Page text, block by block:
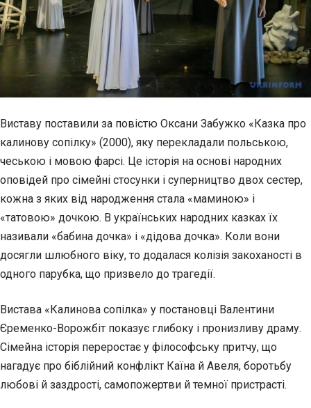
Виставу поставили за повістю Оксани Забужко «Казка про
калинову сопілку» (2000), яку перекладали польською,
чеською і мовою фарсі. Це історія на основі народних
оповідей про сімейні стосунки і суперництво двох сестер,
кожна з яких від народження стала «маминою» і
«татовою» дочкою. В українських народних казках їх
називали «бабина дочка» і «дідова дочка». Коли вони
досягли шлюбного віку, то додалася колізія закоханості в
одного парубка, що призвело до трагедії.
Вистава «Калинова сопілка» у постановці Валентини
Єременко-Ворожбіт показує глибоку і пронизливу драму.
Сімейна історія переростає у філософську притчу, що
нагадує про біблійний конфлікт Каїна й Авеля, боротьбу
любові й заздрості, самопожертви й темної пристрасті.